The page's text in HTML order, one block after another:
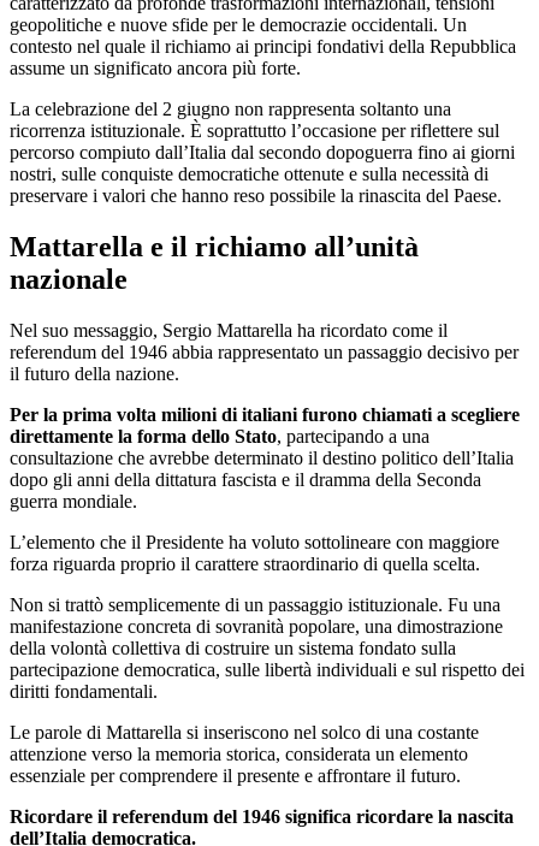
geopolitiche e nuove sfide per le democrazie occidentali. Un
contesto nel quale il richiamo ai principi fondativi della Repubblica
assume un significato ancora più forte.
La celebrazione del 2 giugno non rappresenta soltanto una
ricorrenza istituzionale. È soprattutto l’occasione per riflettere sul
percorso compiuto dall’Italia dal secondo dopoguerra fino ai giorni
nostri, sulle conquiste democratiche ottenute e sulla necessità di
preservare i valori che hanno reso possibile la rinascita del Paese.
Mattarella e il richiamo all’unità
nazionale
Nel suo messaggio, Sergio Mattarella ha ricordato come il
referendum del 1946 abbia rappresentato un passaggio decisivo per
il futuro della nazione.
Per la prima volta milioni di italiani furono chiamati a scegliere
direttamente la forma dello Stato, partecipando a una
consultazione che avrebbe determinato il destino politico dell’Italia
dopo gli anni della dittatura fascista e il dramma della Seconda
guerra mondiale.
L’elemento che il Presidente ha voluto sottolineare con maggiore
forza riguarda proprio il carattere straordinario di quella scelta.
Non si trattò semplicemente di un passaggio istituzionale. Fu una
manifestazione concreta di sovranità popolare, una dimostrazione
della volontà collettiva di costruire un sistema fondato sulla
partecipazione democratica, sulle libertà individuali e sul rispetto dei
diritti fondamentali.
Le parole di Mattarella si inseriscono nel solco di una costante
attenzione verso la memoria storica, considerata un elemento
essenziale per comprendere il presente e affrontare il futuro.
Ricordare il referendum del 1946 significa ricordare la nascita
dell’Italia democratica.